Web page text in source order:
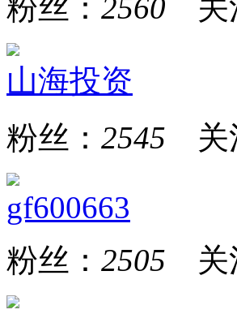
粉丝： 2560 关
山海投资
粉丝： 2545 关
gf600663
粉丝： 2505 关